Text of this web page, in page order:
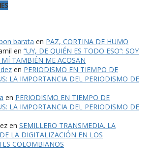
barata en PAZ, CORTINA DE HUMO
en “UY, DE QUIÉN ES TODO ESO”: SOY
TAMBIÉN ME ACOSAN
en PERIODISMO EN TIEMPO DE
LA IMPORTANCIA DEL PERIODISMO DE
en PERIODISMO EN TIEMPO DE
LA IMPORTANCIA DEL PERIODISMO DE
en SEMILLERO TRANSMEDIA. LA
LA DIGITALIZACIÓN EN LOS
COLOMBIANOS